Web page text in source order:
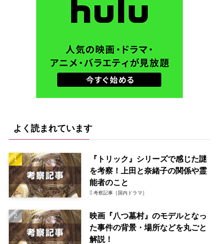
よく読まれています
『トリック』シリーズで感じた謎
を考察！上田と奈緒子の関係や霊
能者のこと
考察記事［国内ドラマ］
映画『八つ墓村』のモデルとなっ
た事件の背景・場所などを丸ごと
解説！